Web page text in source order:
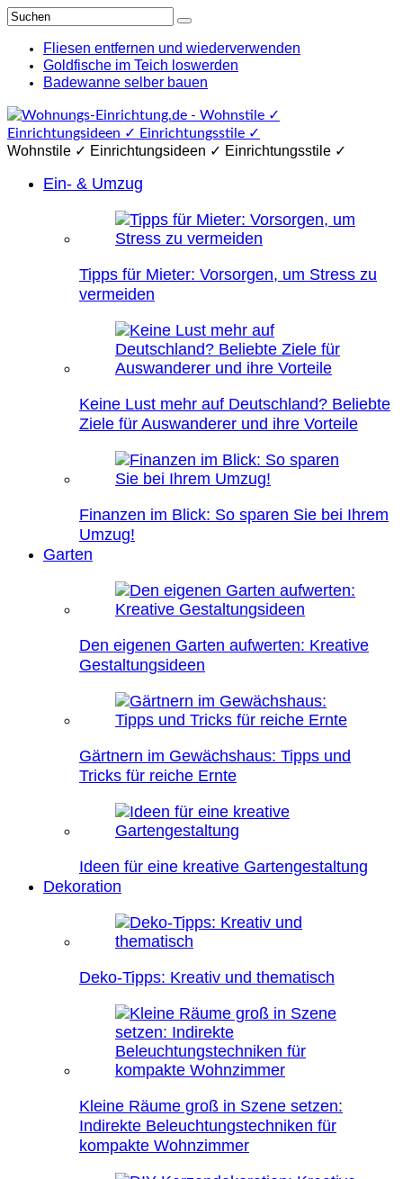
Fliesen entfernen und wiederverwenden
Goldfische im Teich loswerden
Badewanne selber bauen
Wohnstile ✓ Einrichtungsideen ✓ Einrichtungsstile ✓
Ein- & Umzug
Tipps für Mieter: Vorsorgen, um Stress zu
vermeiden
Keine Lust mehr auf Deutschland? Beliebte
Ziele für Auswanderer und ihre Vorteile
Finanzen im Blick: So sparen Sie bei Ihrem
Umzug!
Garten
Den eigenen Garten aufwerten: Kreative
Gestaltungsideen
Gärtnern im Gewächshaus: Tipps und
Tricks für reiche Ernte
Ideen für eine kreative Gartengestaltung
Dekoration
Deko-Tipps: Kreativ und thematisch
Kleine Räume groß in Szene setzen:
Indirekte Beleuchtungstechniken für
kompakte Wohnzimmer